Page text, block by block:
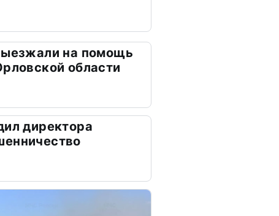
на помощь
области
директора